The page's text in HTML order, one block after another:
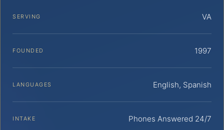
SERVING VA
FOUNDED 1997
LANGUAGES English, Spanish
INTAKE Phones Answered 24/7